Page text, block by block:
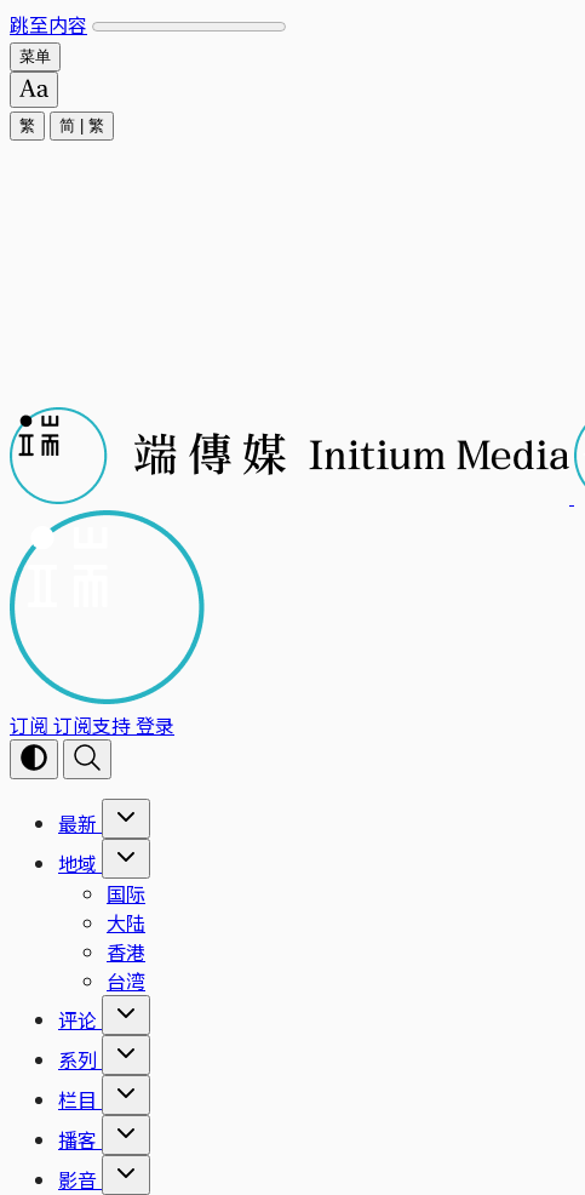
跳至内容
菜单
繁 简 繁
订阅 订阅支持登录
最新
地域
国际
大陆
香港
台湾
评论
系列
栏目
播客
影音